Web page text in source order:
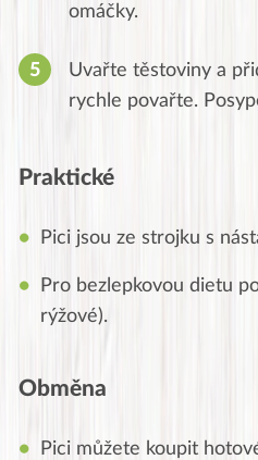
omáčky.
Uvařte těstoviny a
rychle povařte.
Praktické
Pici jsou ze strojku s
Pro bezlepkovou dietu
rýžové).
Obměna
Pici můžete koupit
Moc Vám všem